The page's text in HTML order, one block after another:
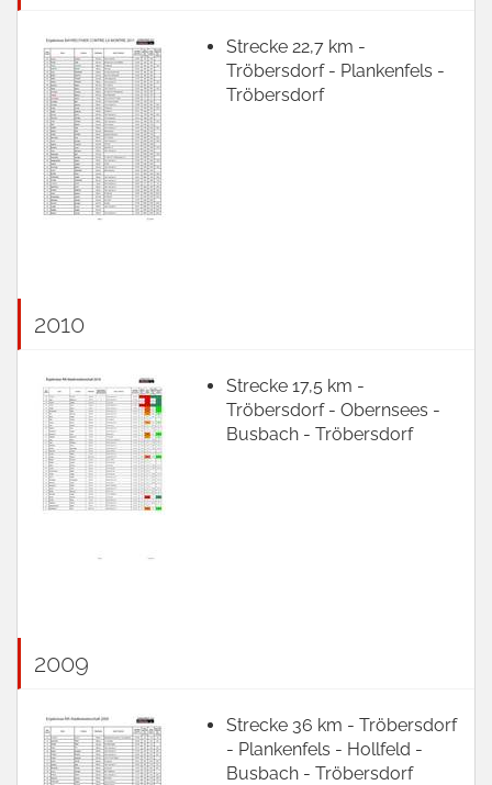
Strecke 22,7 km -
Tröbersdorf - Plankenfels -
Tröbersdorf
2010
Strecke 17,5 km -
Tröbersdorf - Obernsees -
Busbach - Tröbersdorf
2009
Strecke 36 km - Tröbersdorf
- Plankenfels - Hollfeld -
Busbach - Tröbersdorf